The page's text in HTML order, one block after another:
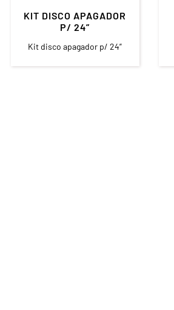
KIT DISCO APAGADOR
P/ 24”
Kit disco apagador p/ 24”